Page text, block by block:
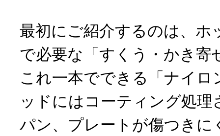
最初にご紹介するのは、ホ
で必要な「すくう・かき寄
これ一本でできる「ナイロ
ッドにはコーティング処
パン、プレートが傷つきに